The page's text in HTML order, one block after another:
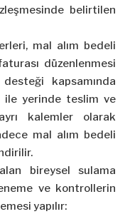
belirtilen
mal alım bedeli
düzenlenmesi
kapsamında
ile yerinde teslim ve
kalemler olarak
mal alım bedeli
bireysel sulama
ve kontrollerin
yapılır: